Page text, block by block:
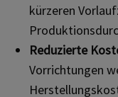
kürzeren
Reduzierte
Vorrichtungen